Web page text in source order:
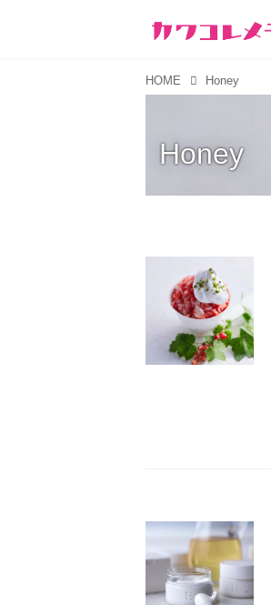
HOME Honey
Honey